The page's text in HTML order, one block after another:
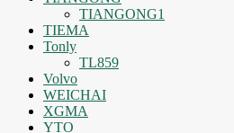
TIANGONG1
TIEMA
Tonly
TL859
Volvo
WEICHAI
XGMA
YTO